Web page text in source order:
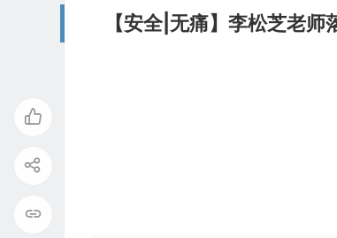
【安全|无痛】李松芝老